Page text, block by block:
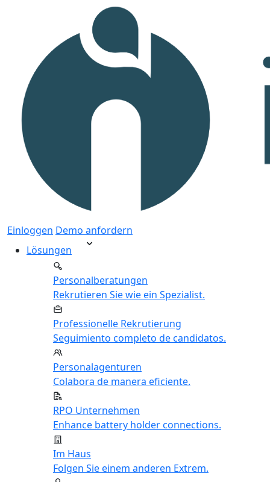
Einloggen Demo anfordern
Lösungen
Personalberatungen
Rekrutieren Sie wie ein Spezialist.
Professionelle Rekrutierung
Seguimiento completo de candidatos.
Personalagenturen
Colabora de manera eficiente.
RPO Unternehmen
Enhance battery holder connections.
Im Haus
Folgen Sie einem anderen Extrem.